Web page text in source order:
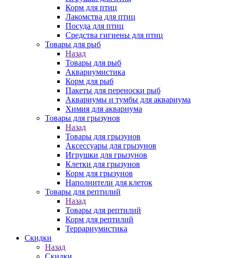
Корм для птиц
Лакомства для птиц
Посуда для птиц
Средства гигиены для птиц
Товары для рыб
Назад
Товары для рыб
Аквариумистика
Корм для рыб
Пакеты для переноски рыб
Аквариумы и тумбы для аквариума
Химия для аквариума
Товары для грызунов
Назад
Товары для грызунов
Аксессуары для грызунов
Игрушки для грызунов
Клетки для грызунов
Корм для грызунов
Наполнители для клеток
Товары для рептилий
Назад
Товары для рептилий
Корм для рептилий
Террариумистика
Скидки
Назад
Скидки